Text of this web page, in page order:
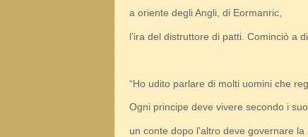
a oriente degli Angli, di Eormanric,
l’ira del distruttore di patti. Cominciò a
“Ho udito parlare di molti uomini che
Ogni principe deve vivere secondo i
un conte dopo l’altro deve governare la